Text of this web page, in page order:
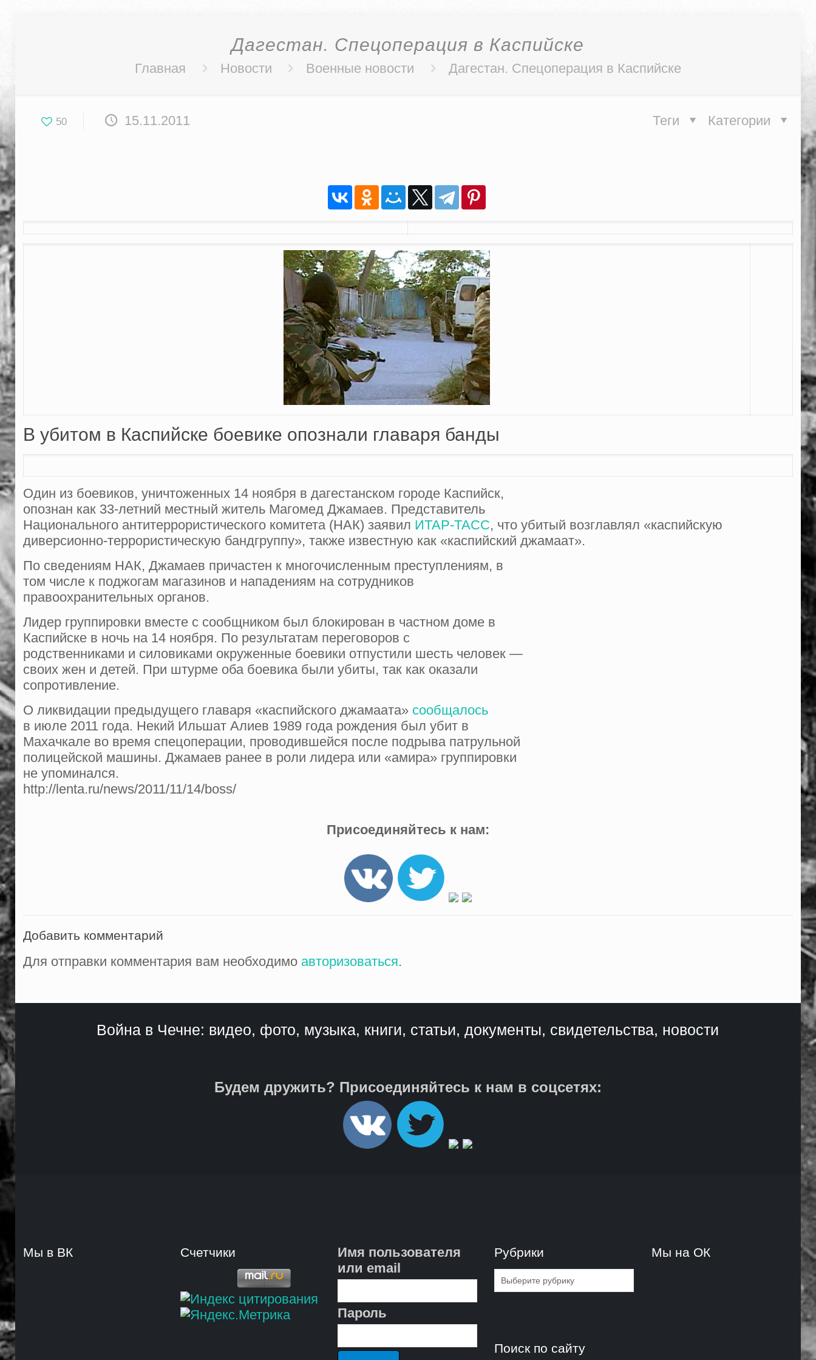
Дагестан. Спецоперация в Каспийске
Главная Новости Военные новости Дагестан. Спецоперация в Каспийске
50 15.11.2011 Категории
Теги
В убитом в Каспийске боевике опознали главаря банды
Один из боевиков, уничтоженных 14 ноября в дагестанском городе Каспийск,
опознан как 33-летний местный житель Магомед Джамаев. Представитель
Национального антитеррористического комитета (НАК) заявил ИТАР-ТАСС, что убитый возглавлял «каспийскую
диверсионно-террористическую бандгруппу», также известную как «каспийский джамаат».
По сведениям НАК, Джамаев причастен к многочисленным преступлениям, в
том числе к поджогам магазинов и нападениям на сотрудников
правоохранительных органов.
Лидер группировки вместе с сообщником был блокирован в частном доме в
Каспийске в ночь на 14 ноября. По результатам переговоров с
родственниками и силовиками окруженные боевики отпустили шесть человек —
своих жен и детей. При штурме оба боевика были убиты, так как оказали
сопротивление.
О ликвидации предыдущего главаря «каспийского джамаата» сообщалось
в июле 2011 года. Некий Ильшат Алиев 1989 года рождения был убит в
Махачкале во время спецоперации, проводившейся после подрыва патрульной
полицейской машины. Джамаев ранее в роли лидера или «амира» группировки
не упоминался.
http://lenta.ru/news/2011/11/14/boss/
Присоединяйтесь к нам:
Добавить комментарий
Для отправки комментария вам необходимо авторизоваться.
Война в Чечне: видео, фото, музыка, книги, статьи, документы, свидетельства, новости
Будем дружить? Присоединяйтесь к нам в соцсетях:
Мы в ВК Счетчики
Имя пользователя
или email
Пароль
Рубрики
Рубрики
Поиск по сайту
Мы на ОК